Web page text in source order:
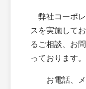
弊社コーポレ
スを実施して
るご相談、お
っております。
お電話、